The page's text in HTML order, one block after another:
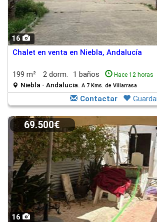
16
Chalet en venta en Niebla, Andalucía
199 m² 2 dorm. 1 baños Hace 12 horas
Niebla - Andalucia. A 7 Kms. de Villarrasa
Contactar
16
69.500€